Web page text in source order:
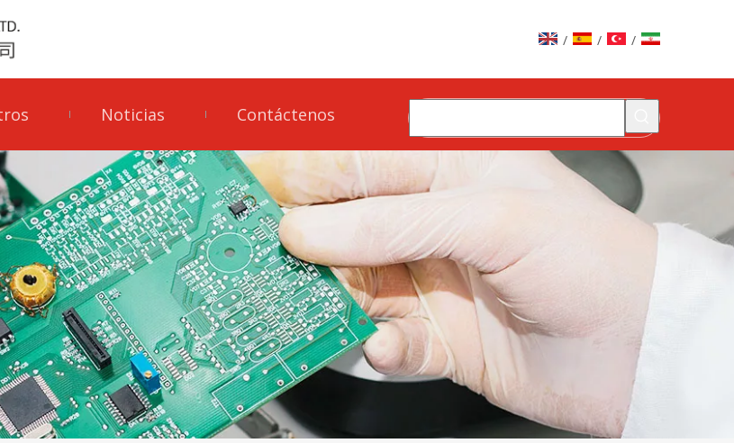
/ / /
Noticias Contáctenos